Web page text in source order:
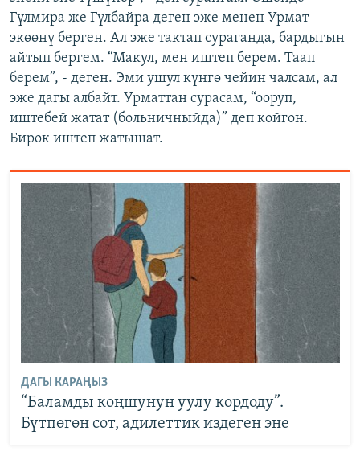
Гүлмира же Гүлбайра деген эже менен Урмат
экөөнү берген. Ал эже тактап сураганда, бардыгын
айтып бергем. “Макул, мен иштеп берем. Таап
берем”, - деген. Эми ушул күнгө чейин чалсам, ал
эже дагы албайт. Урматтан сурасам, “ооруп,
иштебей жатат (больничныйда)” деп койгон.
Бирок иштеп жатышат.
ДАГЫ КАРАҢЫЗ
“Баламды коңшунун уулу кордоду”.
Бүтпөгөн сот, адилеттик издеген эне